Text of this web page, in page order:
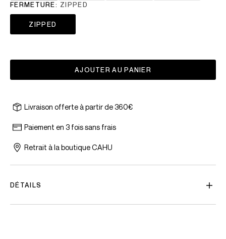
FERMETURE: ZIPPED
ZIPPED
AJOUTER AU PANIER
Livraison offerte à partir de 360€
Paiement en 3 fois sans frais
Retrait à la boutique CAHU
DÉTAILS